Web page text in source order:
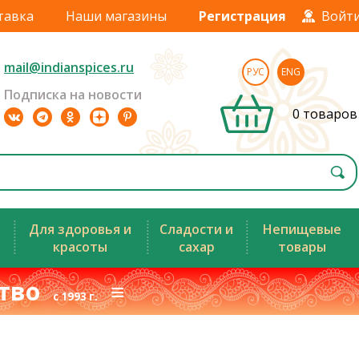
Наши магазины Регистрация
mail@indianspices.ru
Подписка на новости
РУС ENG
0 товаров
Для здоровья и
красоты
Сладости и
сахар
Непищевые
товары
с 1993 г.≡